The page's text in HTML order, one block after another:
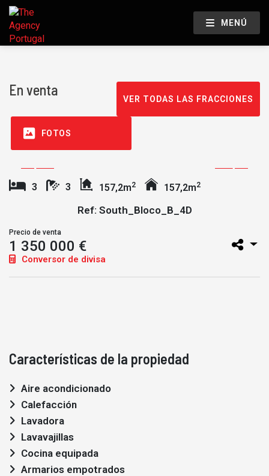
MENÚ
En venta
VER TODAS LAS FRACCIONES
FOTOS
3 3 157,2m2 157,2m2
Ref: South_Bloco_B_4D
Precio de venta
1 350 000 €
Conversor de divisa
Características de la propiedad
Aire acondicionado
Calefacción
Lavadora
Lavavajillas
Cocina equipada
Armarios empotrados